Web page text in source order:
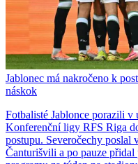
Jablonec má nakročeno k
náskok
Fotbalisté Jablonce porazili
Konferenční ligy RFS Riga
postupu. Severočechy poslal
Čanturišvili a po pauze